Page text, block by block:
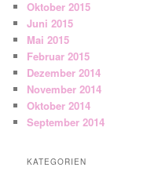
Oktober 2015
Juni 2015
Mai 2015
Februar 2015
Dezember 2014
November 2014
Oktober 2014
September 2014
KATEGORIEN